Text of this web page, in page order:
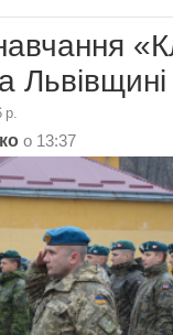
Львівщині
о 13:37